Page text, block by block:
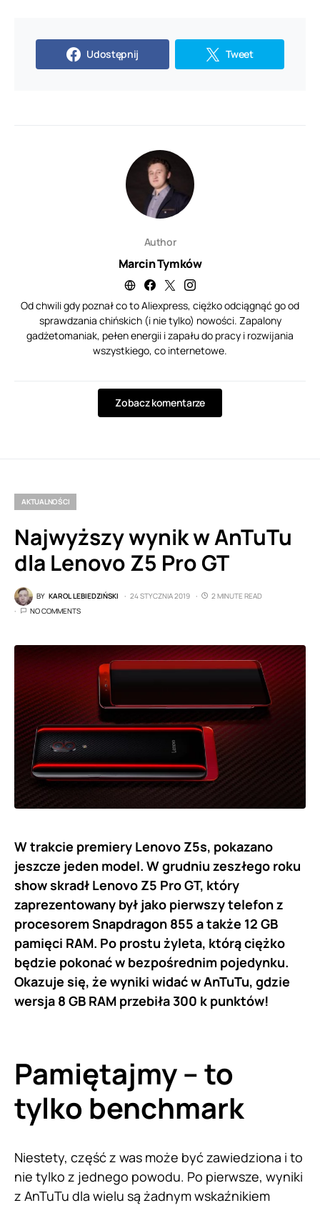
Udostępnij Tweet
Author
Marcin Tymków
Od chwili gdy poznał co to Aliexpress, ciężko odciągnąć go od
sprawdzania chińskich (i nie tylko) nowości. Zapalony
gadżetomaniak, pełen energii i zapału do pracy i rozwijania
wszystkiego, co internetowe.
Zobacz komentarze
AKTUALNOŚCI
Najwyższy wynik w AnTuTu
dla Lenovo Z5 Pro GT
BY KAROL LEBIEDZIŃSKI 24 STYCZNIA 2019
2 MINUTE READ
NO COMMENTS
W trakcie premiery Lenovo Z5s, pokazano
jeszcze jeden model. W grudniu zeszłego roku
show skradł Lenovo Z5 Pro GT, który
zaprezentowany był jako pierwszy telefon z
procesorem Snapdragon 855 a także 12 GB
pamięci RAM. Po prostu żyleta, którą ciężko
będzie pokonać w bezpośrednim pojedynku.
Okazuje się, że wyniki widać w AnTuTu, gdzie
wersja 8 GB RAM przebiła 300 k punktów!
Pamiętajmy – to
tylko benchmark
Niestety, część z was może być zawiedziona i to
nie tylko z jednego powodu. Po pierwsze, wyniki
z AnTuTu dla wielu są żadnym wskaźnikiem